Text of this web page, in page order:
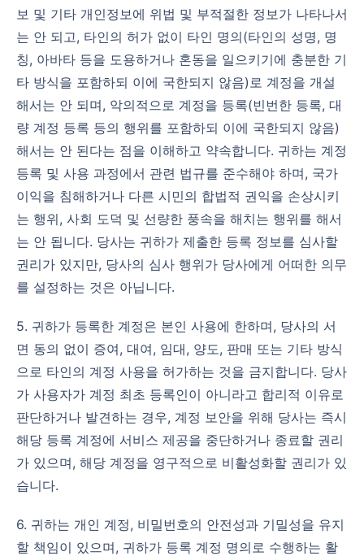
보 및 기타 개인정보에 위법 및 부적절한 정보가 나타나서
는 안 되고, 타인의 허가 없이 타인 명의(타인의 성명, 명
칭, 아바타 등을 도용하거나 혼동을 일으키기에 충분한 기
타 방식을 포함하되 이에 국한되지 않음)로 계정을 개설
해서는 안 되며, 악의적으로 계정을 등록(빈번한 등록, 대
량 계정 등록 등의 행위를 포함하되 이에 국한되지 않음)
해서는 안 된다는 점을 이해하고 약속합니다. 귀하는 계정
등록 및 사용 과정에서 관련 법규를 준수해야 하며, 국가
이익을 침해하거나 다른 시민의 합법적 권익을 손상시키
는 행위, 사회 도덕 및 선량한 풍속을 해치는 행위를 해서
는 안 됩니다. 당사는 귀하가 제출한 등록 정보를 심사할
권리가 있지만, 당사의 심사 행위가 당사에게 어떠한 의무
를 설정하는 것은 아닙니다.
5. 귀하가 등록한 계정은 본인 사용에 한하며, 당사의 서
면 동의 없이 증여, 대여, 임대, 양도, 판매 또는 기타 방식
으로 타인의 계정 사용을 허가하는 것을 금지합니다. 당사
가 사용자가 계정 최초 등록인이 아니라고 합리적 이유로
판단하거나 발견하는 경우, 계정 보안을 위해 당사는 즉시
해당 등록 계정에 서비스 제공을 중단하거나 종료할 권리
가 있으며, 해당 계정을 영구적으로 비활성화할 권리가 있
습니다.
6. 귀하는 개인 계정, 비밀번호의 안전성과 기밀성을 유지
할 책임이 있으며, 귀하가 등록 계정 명의로 수행하는 활